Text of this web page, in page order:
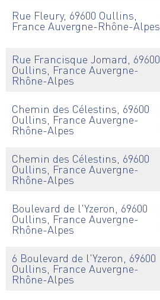
Rue Fleury, 69600 Oullins,
France Auvergne-Rhône-Alpes
Rue Francisque Jomard, 69600
Oullins, France Auvergne-
Rhône-Alpes
Chemin des Célestins, 69600
Oullins, France Auvergne-
Rhône-Alpes
Chemin des Célestins, 69600
Oullins, France Auvergne-
Rhône-Alpes
Boulevard de l'Yzeron, 69600
Oullins, France Auvergne-
Rhône-Alpes
6 Boulevard de l'Yzeron, 69600
Oullins, France Auvergne-
Rhône-Alpes